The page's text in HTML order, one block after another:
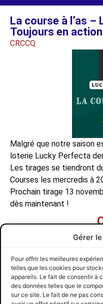
Gérer
Pour offrir les meilleures
telles que les cookies pour
appareils. Le fait de consentir à
des données telles que le
sur ce site. Le fait de ne pas
La course à l’as –
Toujours en action
CRCCQ
Malgré que notre saison
loterie Lucky Perfecta
Les tirages se tiendront
Courses les mercredis à
Prochain tirage 13
dès maintenant !
PRÉCÉDENT
Nos premiers champions connus
CRCCQ ©